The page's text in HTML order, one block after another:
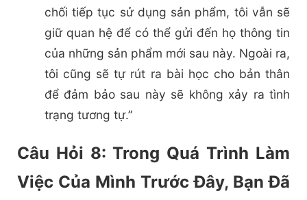
chối tiếp tục sử dụng sản phẩm, tôi vẫn sẽ
giữ quan hệ để có thể gửi đến họ thông tin
của những sản phẩm mới sau này. Ngoài ra,
tôi cũng sẽ tự rút ra bài học cho bản thân
để đảm bảo sau này sẽ không xảy ra tình
trạng tương tự.”
Câu Hỏi 8: Trong Quá Trình Làm
Việc Của Mình Trước Đây, Bạn Đã